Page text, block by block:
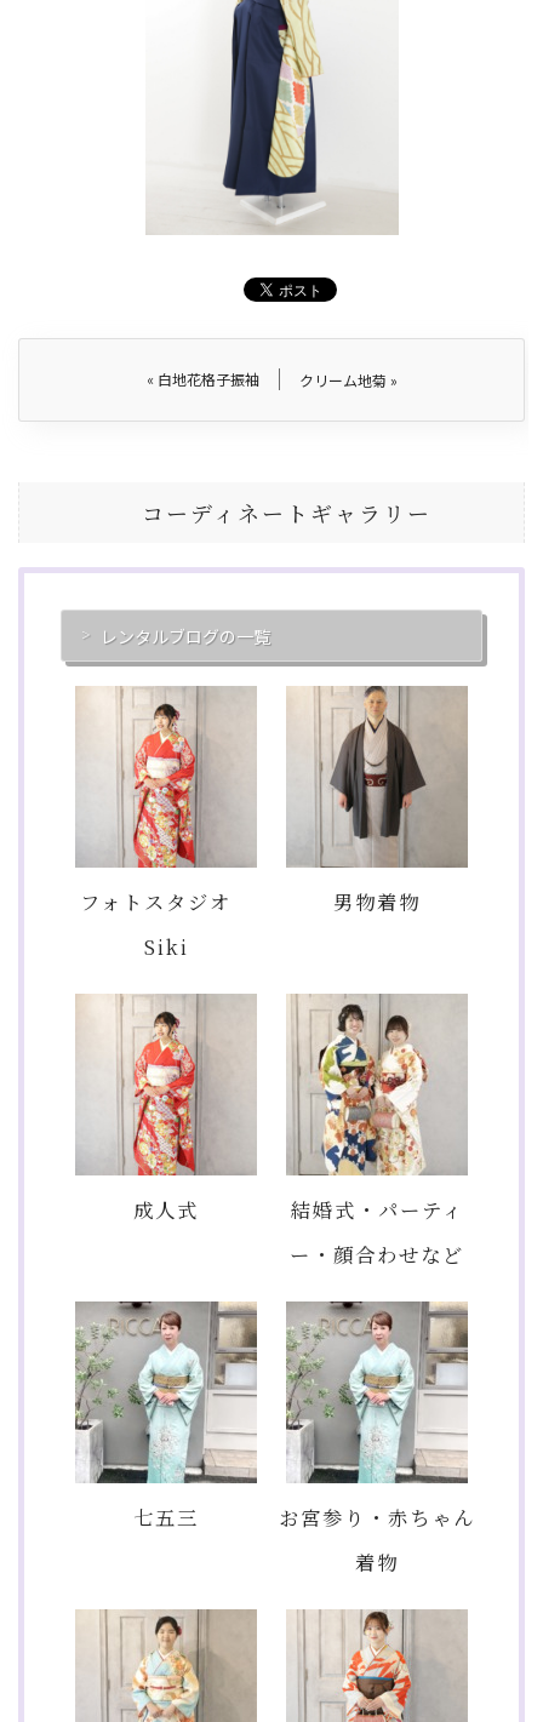
« 白地花格子振袖 クリーム地菊 »
コーディネートギャラリー
レンタルブログの一覧
フォトスタジオ
Siki
男物着物
成人式
結婚式・パーティ
ー・顔合わせなど
七五三
お宮参り・赤ちゃん
着物